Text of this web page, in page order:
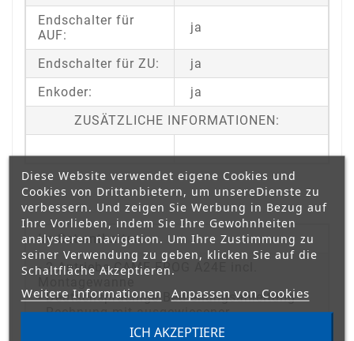
Endschalter für
AUF:
ja
Endschalter für ZU:
ja
Enkoder:
ja
ZUSÄTZLICHE INFORMATIONEN:
Im Set enthalten:
- 2 Antriebe CAME FROG A24E incl.
Montagewanne
- Deutschsprachige Bedienungsanleitung
- Rechnung mit ausgewiesener
Mehrwertsteuer
Diese Website verwendet eigene Cookies und
Cookies von Drittanbietern, um unsereDienste zu
verbessern. Und zeigen Sie Werbung in Bezug auf
Ihre Vorlieben, indem Sie Ihre Gewohnheiten
analysieren navigation. Um Ihre Zustimmung zu
seiner Verwendung zu geben, klicken Sie auf die
Schaltfläche Akzeptieren.
Weitere Informationen Anpassen von Cookies
ICH AKZEPTIERE